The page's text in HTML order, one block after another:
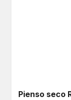
Pienso seco